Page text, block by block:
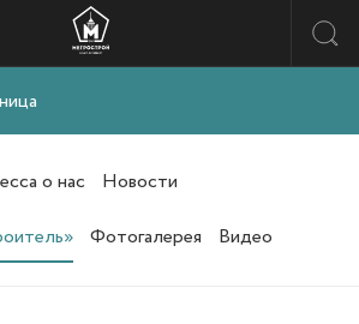
о нас
Новости
Фотогалерея Видео